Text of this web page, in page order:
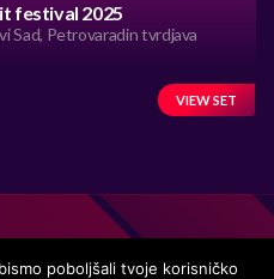
festival 2025
Sad, Petrovaradin tvrdjava
VIEW SET
poboljšali tvoje korisničko